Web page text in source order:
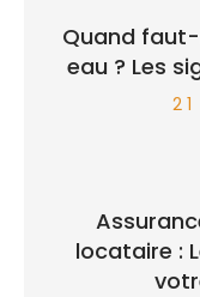
Quand
eau ? Les
locataire :